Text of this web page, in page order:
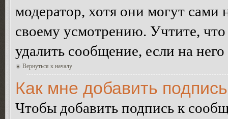
модератор, хотя они могут сами
своему усмотрению. Учтите,
удалить сообщение, если на
Вернуться к началу
Как мне добавить
Чтобы добавить подпись к